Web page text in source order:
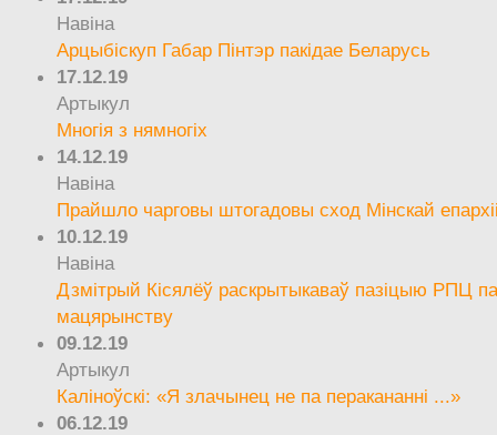
Навіна
Арцыбіскуп Габар Пінтэр пакідае Беларусь
17.12.19
Артыкул
Многія з нямногіх
14.12.19
Навіна
Прайшло чарговы штогадовы сход Мінскай
10.12.19
Навіна
Дзмітрый Кісялёў раскрытыкаваў пазіцыю РПЦ
мацярынству
09.12.19
Артыкул
Каліноўскі: «Я злачынец не па перакананні ...»
06.12.19